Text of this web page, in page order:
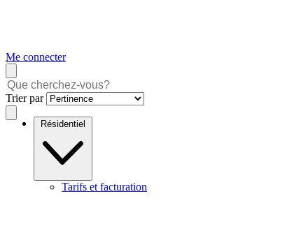
Me connecter
Trier par
Résidentiel
Tarifs et facturation